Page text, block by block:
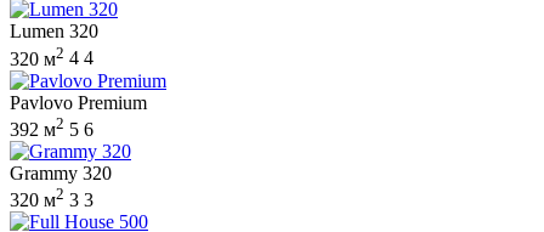
Lumen 320
320 м2 4 4
Pavlovo Premium
392 м2 5 6
Grammy 320
320 м2 3 3